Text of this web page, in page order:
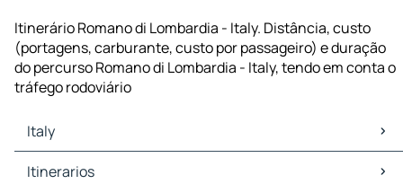
Itinerário Romano di Lombardia - Italy. Distância, custo
(portagens, carburante, custo por passageiro) e duração
do percurso Romano di Lombardia - Italy, tendo em conta o
tráfego rodoviário
Italy
Italy Mapas Plantas
Itinerarios